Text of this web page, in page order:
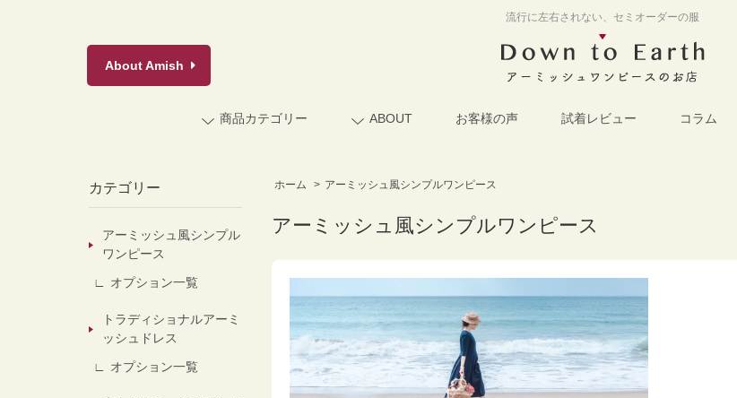
流行に左右されない、セミオーダーの服
AboutAmish
商品カテゴリー ABOUT お客様の声 試着レビュー コラム
ホーム > アーミッシュ風シンプルワンピース
アーミッシュ風シンプルワンピース
カテゴリー
アーミッシュ風シンプル
ワンピース
オプション一覧
トラディショナルアーミ
ッシュドレス
オプション一覧